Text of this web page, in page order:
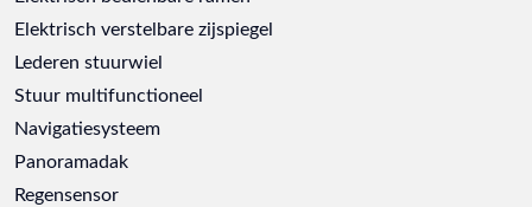
Elektrisch verstelbare zijspiegel
Lederen stuurwiel
Stuur multifunctioneel
Navigatiesysteem
Panoramadak
Regensensor